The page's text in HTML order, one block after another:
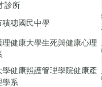
診所
積穗國民中學
理健康大學生死與健康心理
學健康照護管理學院健康產
學系